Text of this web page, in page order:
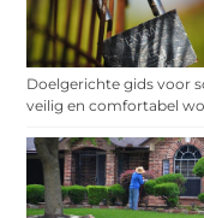
Doelgerichte gids voor
veilig en comfortabel